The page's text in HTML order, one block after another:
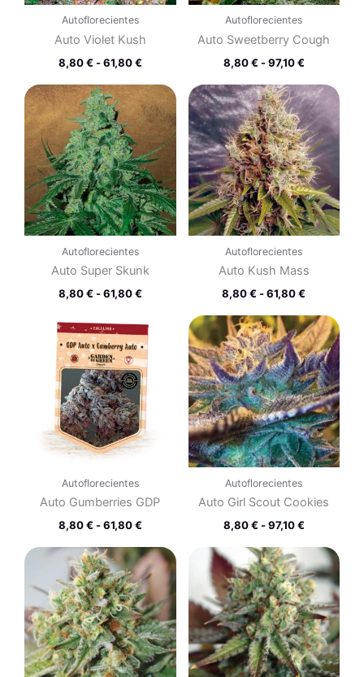
Autoflorecientes
Auto Violet Kush
8,80€ - 61,80€
Autoflorecientes
Auto Sweetberry Cough
8,80€ - 97,10€
Autoflorecientes
Auto Super Skunk
8,80€ - 61,80€
Rango
de
precios:
desde
8,80 €
hasta
61,80 €
Autoflorecientes
Auto Kush Mass
8,80€ - 61,80€
Rango
de
precios:
desde
8,80 €
hasta
61,80 €
Autoflorecientes
Auto Gumberries GDP
8,80€ - 61,80€
Rango
de
precios:
desde
8,80 €
hasta
61,80 €
Autoflorecientes
Auto Girl Scout Cookies
8,80€ - 97,10€
Rango
de
precios:
desde
8,80 €
hasta
97,10 €
Rango
de
precios:
desde
8,80 €
hasta
97,10 €
Rango
de
precios:
desde
8,80 €
hasta
97,10 €